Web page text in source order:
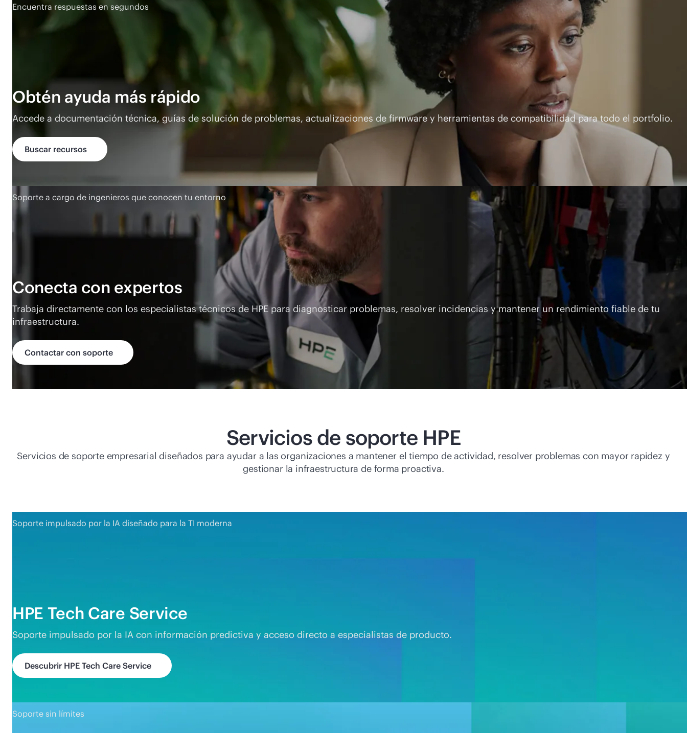
Encuentra respuestas en segundos
Obtén ayuda más rápido
Accede a documentación técnica, guías de solución de problemas, actualizaciones de firmware y herramientas de compatibilidad para todo el portfolio.
Buscar recursos
Soporte a cargo de ingenieros que conocen tu entorno
Conecta con expertos
Trabaja directamente con los especialistas técnicos de HPE para diagnosticar problemas, resolver incidencias y mantener un rendimiento fiable de tu
infraestructura.
Contactar con soporte
Servicios de soporte HPE
Servicios de soporte empresarial diseñados para ayudar a las organizaciones a mantener el tiempo de actividad, resolver problemas con mayor rapidez y
gestionar la infraestructura de forma proactiva.
Soporte impulsado por la IA diseñado para la TI moderna
HPE Tech Care Service
Soporte impulsado por la IA con información predictiva y acceso directo a especialistas de producto.
Descubrir HPE Tech Care Service
Soporte sin límites